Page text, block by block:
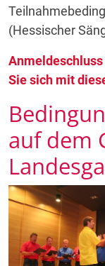
(Hessischer
Sie sich mit
auf dem